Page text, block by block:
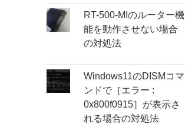
RT-500-MIのルーター機
能を動作させない場合
の対処法
Windows11のDISMコマ
ンドで［エラー :
0x800f0915］が表示さ
れる場合の対処法